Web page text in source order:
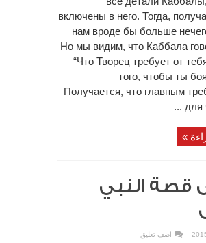
включены в него. Тогда,
нам вроде бы больше
Но мы видим, что Каббала
“Что Творец требует от
того, чтобы ты
Получается, что главным
для
»
قصة النبي
اضف تعليق